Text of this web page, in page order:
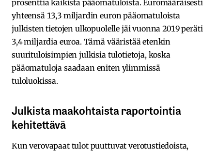
prosenttia kaikista pääomatuloista. Euromääräisesti
yhteensä 13,3 miljardin euron pääomatuloista
julkisten tietojen ulkopuolelle jäi vuonna 2019 peräti
3,4 miljardia euroa. Tämä vääristää etenkin
suurituloisimpien julkisia tulotietoja, koska
pääomatuloja saadaan eniten ylimmissä
tuloluokissa.
Julkista maakohtaista raportointia
kehitettävä
Kun verovapaat tulot puuttuvat verotustiedoista,